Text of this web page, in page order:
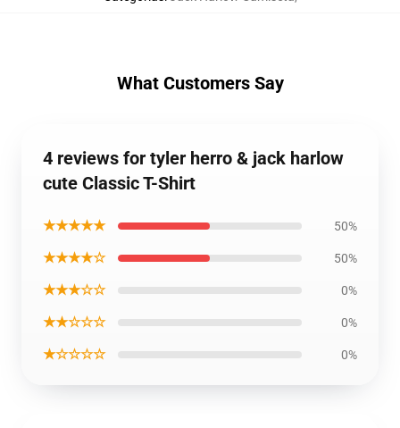
What Customers Say
4 reviews for tyler herro & jack harlow
cute Classic T-Shirt
★★★★★ 50%
★★★★☆ 50%
★★★☆☆ 0%
★★☆☆☆ 0%
★☆☆☆☆ 0%